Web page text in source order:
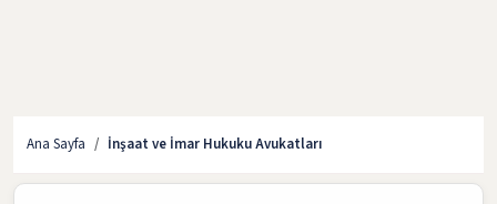
Ana Sayfa İnşaat ve İmar Hukuku Avukatları